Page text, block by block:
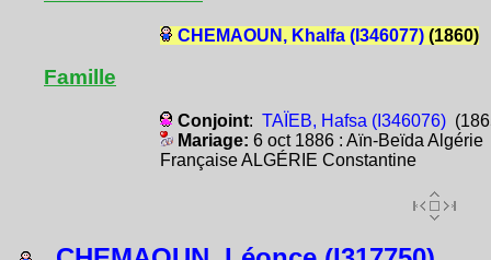
CHEMAOUN, Khalfa (I346077)(1860)
Famille
Conjoint: TAÏEB, Hafsa (I346076)
Mariage: 6 oct 1886 : Aïn-Beïda Algérie
Française ALGÉRIE Constantine